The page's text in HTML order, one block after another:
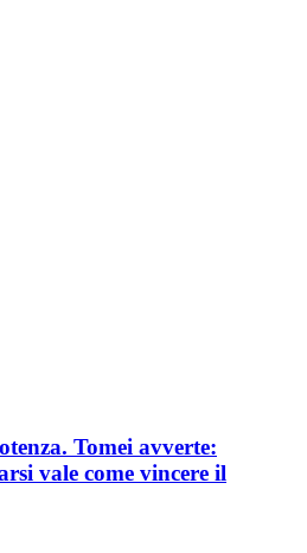
Tomei avverte:
vale come vincere il